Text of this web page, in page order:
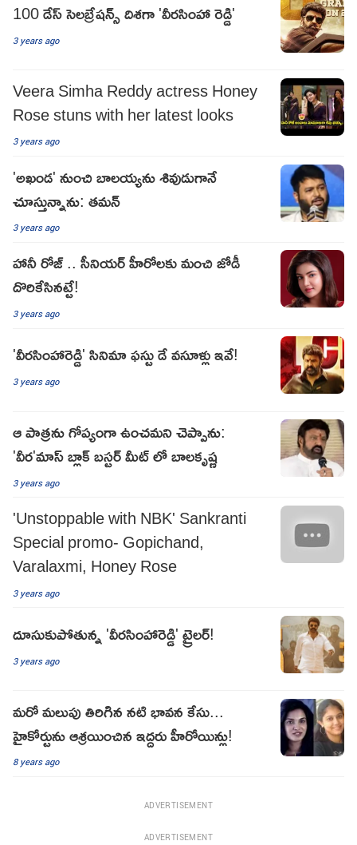
100 డేస్ సెలబ్రేషన్స్ దిశగా 'వీరసింహా రెడ్డి'
3 years ago
Veera Simha Reddy actress Honey
Rose stuns with her latest looks
3 years ago
'అఖండ' నుంచి బాలయ్యను శివుడుగానే
చూస్తున్నాను: తమన్
3 years ago
హానీ రోజ్ .. సీనియర్ హీరోలకు మంచి జోడీ
దొరికేసినట్టే!
3 years ago
'వీరసింహారెడ్డి' సినిమా ఫస్టు డే వసూళ్లు ఇవే!
3 years ago
ఆ పాత్రను గోప్యంగా ఉంచమని చెప్పాను:
'వీర'మాస్ బ్లాక్ బస్టర్ మీట్ లో బాలకృష్ణ
3 years ago
'Unstoppable with NBK' Sankranti
Special promo- Gopichand,
Varalaxmi, Honey Rose
3 years ago
దూసుకుపోతున్న 'వీరసింహారెడ్డి' ట్రైలర్!
3 years ago
మరో మలుపు తిరిగిన నటి భావన కేసు...
హైకోర్టును ఆశ్రయించిన ఇద్దరు హీరోయిన్లు!
8 years ago
ADVERTISEMENT
ADVERTISEMENT